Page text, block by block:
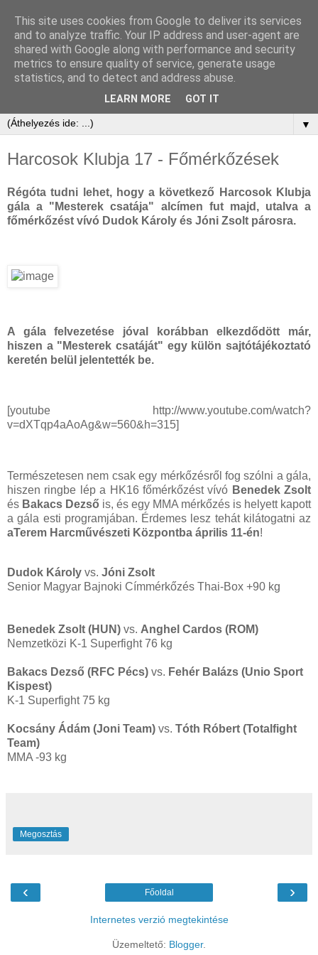
▼
Harcosok Klubja 17 - Főmérkőzések
Régóta tudni lehet, hogy a következő Harcosok Klubja
gála a "Mesterek csatája" alcímen fut majd, utalva a
főmérkőzést vívó Dudok Károly és Jóni Zsolt párosra.
A gála felvezetése jóval korábban elkezdődött már,
hiszen a "Mesterek csatáját" egy külön sajtótájékoztató
keretén belül jelentették be.
[youtube http://www.youtube.com/watch?
v=dXTqp4aAoAg&w=560&h=315]
Természetesen nem csak egy mérkőzésről fog szólni a gála,
hiszen ringbe lép a HK16 főmérkőzést vívó Benedek Zsolt
és Bakacs Dezső is, és egy MMA mérkőzés is helyett kapott
a gála esti programjában. Érdemes lesz tehát kilátogatni az
aTerem Harcművészeti Központba április 11-én!
Dudok Károly vs. Jóni Zsolt
Senior Magyar Bajnoki Címmérkőzés Thai-Box +90 kg
Benedek Zsolt (HUN) vs. Anghel Cardos (ROM)
Nemzetközi K-1 Superfight 76 kg
Bakacs Dezső (RFC Pécs) vs. Fehér Balázs (Unio Sport
Kispest)
K-1 Superfight 75 kg
Kocsány Ádám (Joni Team) vs. Tóth Róbert (Totalfight
Team)
MMA -93 kg
Megosztás
‹ ›
Főoldal
Internetes verzió megtekintése
Üzemeltető: Blogger.
This site uses cookies from Google to deliver its services
and to analyze traffic. Your IP address and user-agent are
shared with Google along with performance and security
metrics to ensure quality of service, generate usage
statistics, and to detect and address abuse.
LEARN MORE GOT IT